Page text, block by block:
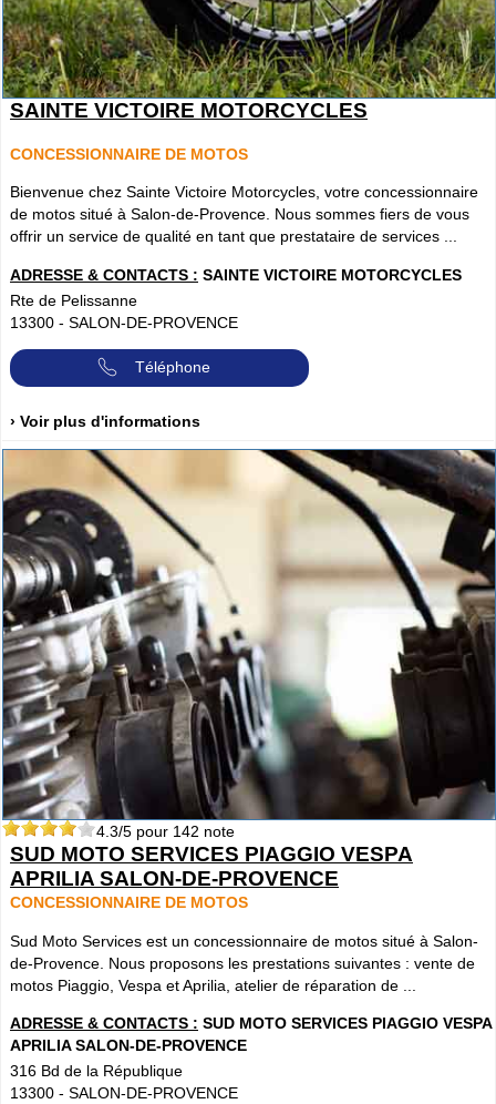
SAINTE VICTOIRE MOTORCYCLES
CONCESSIONNAIRE DE MOTOS
Bienvenue chez Sainte Victoire Motorcycles, votre concessionnaire
de motos situé à Salon-de-Provence. Nous sommes fiers de vous
offrir un service de qualité en tant que prestataire de services ...
ADRESSE & CONTACTS : SAINTE VICTOIRE MOTORCYCLES
Rte de Pelissanne
13300 - SALON-DE-PROVENCE
Téléphone
› Voir plus d'informations
4.3/5 pour 142 note
SUD MOTO SERVICES PIAGGIO VESPA
APRILIA SALON-DE-PROVENCE
CONCESSIONNAIRE DE MOTOS
Sud Moto Services est un concessionnaire de motos situé à Salon-
de-Provence. Nous proposons les prestations suivantes : vente de
motos Piaggio, Vespa et Aprilia, atelier de réparation de ...
ADRESSE & CONTACTS : SUD MOTO SERVICES PIAGGIO VESPA
APRILIA SALON-DE-PROVENCE
316 Bd de la République
13300 - SALON-DE-PROVENCE